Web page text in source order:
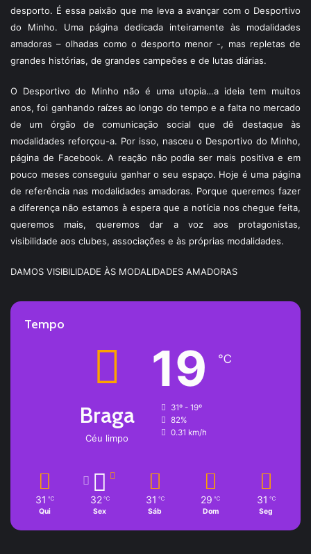
desporto. É essa paixão que me leva a avançar com o Desportivo
do Minho. Uma página dedicada inteiramente às modalidades
amadoras – olhadas como o desporto menor -, mas repletas de
grandes histórias, de grandes campeões e de lutas diárias.
O Desportivo do Minho não é uma utopia…a ideia tem muitos
anos, foi ganhando raízes ao longo do tempo e a falta no mercado
de um órgão de comunicação social que dê destaque às
modalidades reforçou-a. Por isso, nasceu o Desportivo do Minho,
página de Facebook. A reação não podia ser mais positiva e em
pouco meses conseguiu ganhar o seu espaço. Hoje é uma página
de referência nas modalidades amadoras. Porque queremos fazer
a diferença não estamos à espera que a notícia nos chegue feita,
queremos mais, queremos dar a voz aos protagonistas,
visibilidade aos clubes, associações e às próprias modalidades.
DAMOS VISIBILIDADE ÀS MODALIDADES AMADORAS
Tempo
Braga
Céu limpo
19 ℃
31º - 19º
82%
0.31 km/h
31 ℃
Qui
32 ℃
Sex
31 ℃
Sáb
29 ℃
Dom
31 ℃
Seg